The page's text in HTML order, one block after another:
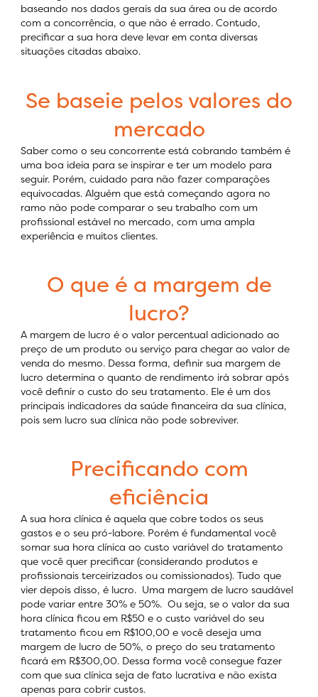
baseando nos dados gerais da sua área ou de acordo
com a concorrência, o que não é errado. Contudo,
precificar a sua hora deve levar em conta diversas
situações citadas abaixo.
Se baseie pelos valores do
mercado
Saber como o seu concorrente está cobrando também é
uma boa ideia para se inspirar e ter um modelo para
seguir. Porém, cuidado para não fazer comparações
equivocadas. Alguém que está começando agora no
ramo não pode comparar o seu trabalho com um
profissional estável no mercado, com uma ampla
experiência e muitos clientes.
O que é a margem de
lucro?
A margem de lucro é o valor percentual adicionado ao
preço de um produto ou serviço para chegar ao valor de
venda do mesmo. Dessa forma, definir sua margem de
lucro determina o quanto de rendimento irá sobrar após
você definir o custo do seu tratamento. Ele é um dos
principais indicadores da saúde financeira da sua clínica,
pois sem lucro sua clínica não pode sobreviver.
Precificando com
eficiência
A sua hora clínica é aquela que cobre todos os seus
gastos e o seu pró-labore. Porém é fundamental você
somar sua hora clínica ao custo variável do tratamento
que você quer precificar (considerando produtos e
profissionais terceirizados ou comissionados). Tudo que
vier depois disso, é lucro. Uma margem de lucro saudável
pode variar entre 30% e 50%. Ou seja, se o valor da sua
hora clínica ficou em R$50 e o custo variável do seu
tratamento ficou em R$100,00 e você deseja uma
margem de lucro de 50%, o preço do seu tratamento
ficará em R$300,00. Dessa forma você consegue fazer
com que sua clínica seja de fato lucrativa e não exista
apenas para cobrir custos.